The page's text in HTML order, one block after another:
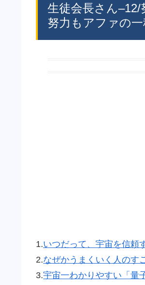
生徒会長さん–12/
努力もアファの一
1.いつだって、宇宙を信頼
2.なぜかうまくいく人のす
3.宇宙一わかりやすい「量